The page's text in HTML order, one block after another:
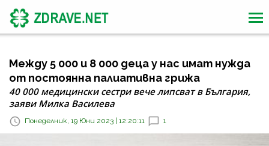
Между 5 000 и 8 000 деца у нас имат нужда
от постоянна палиативна грижа
40 000 медицински сестри вече липсват в България,
заяви Милка Василева
Понеделник, 19 Юни 2023 | 12:20:11 1